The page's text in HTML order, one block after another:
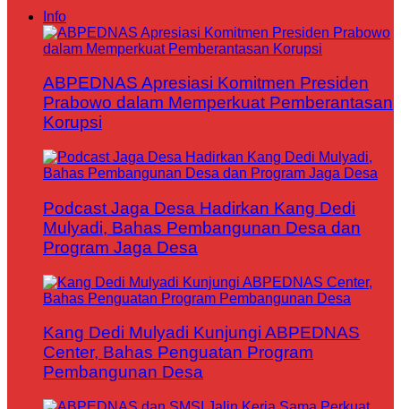
Info
ABPEDNAS Apresiasi Komitmen Presiden
Prabowo dalam Memperkuat Pemberantasan
Korupsi
Podcast Jaga Desa Hadirkan Kang Dedi
Mulyadi, Bahas Pembangunan Desa dan
Program Jaga Desa
Kang Dedi Mulyadi Kunjungi ABPEDNAS
Center, Bahas Penguatan Program
Pembangunan Desa